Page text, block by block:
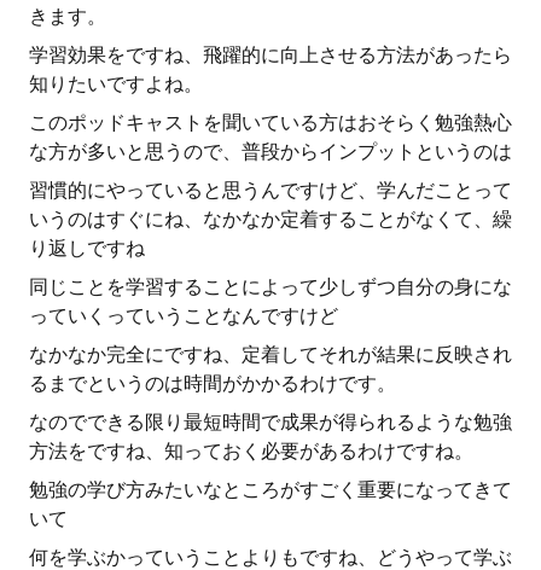
きます。
学習効果をですね、飛躍的に向上させる方法があったら
知りたいですよね。
このポッドキャストを聞いている方はおそらく勉強熱心
な方が多いと思うので、普段からインプットというのは
習慣的にやっていると思うんですけど、学んだことって
いうのはすぐにね、なかなか定着することがなくて、繰
り返しですね
同じことを学習することによって少しずつ自分の身にな
っていくっていうことなんですけど
なかなか完全にですね、定着してそれが結果に反映され
るまでというのは時間がかかるわけです。
なのでできる限り最短時間で成果が得られるような勉強
方法をですね、知っておく必要があるわけですね。
勉強の学び方みたいなところがすごく重要になってきて
いて
何を学ぶかっていうことよりもですね、どうやって学ぶ